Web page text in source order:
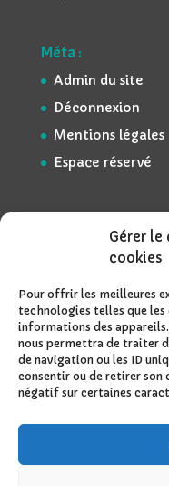
Gérer le
cookies
Pour offrir les meilleures
technologies telles que
informations des
nous permettra de traiter
de navigation ou les ID
consentir ou de retirer
négatif sur certaines
Méta :
Admin du site
Déconnexion
Mentions légales
Espace réservé